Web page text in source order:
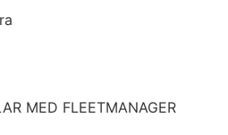
MED FLEETMANAGER